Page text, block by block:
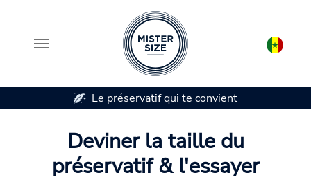
Le préservatif qui te convient
Deviner la taille du
préservatif & l'essayer